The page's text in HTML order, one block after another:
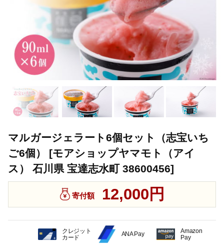
マルガージェラート6個セット（志宝いち
ご6個） [モアショップヤマモト（アイ
ス） 石川県 宝達志水町 38600456]
寄付額 12,000円
クレジット
カード
ANA Pay
Amazon
Pay